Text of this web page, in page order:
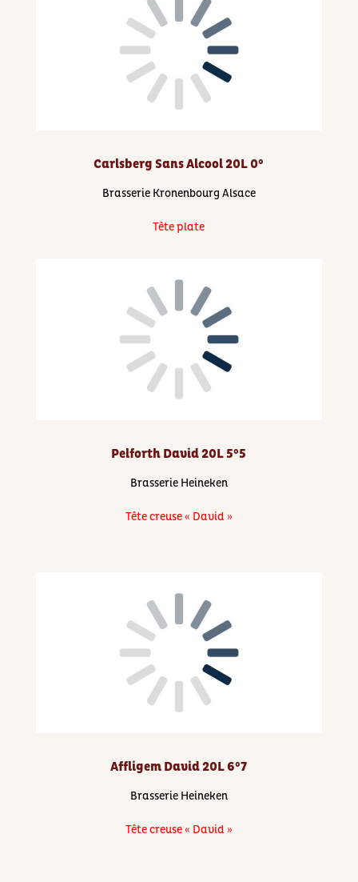
Carlsberg Sans Alcool 20L 0°
Brasserie Kronenbourg Alsace
Tête plate
Pelforth David 20L 5°5
Brasserie Heineken
Tête creuse « David »
Affligem David 20L 6°7
Brasserie Heineken
Tête creuse « David »